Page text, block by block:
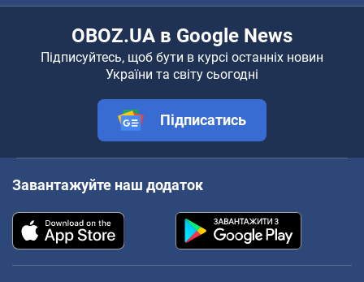
OBOZ.UA в Google News
Підписуйтесь, щоб бути в курсі останніх новин
України та світу сьогодні
Підписатись
Завантажуйте наш додаток